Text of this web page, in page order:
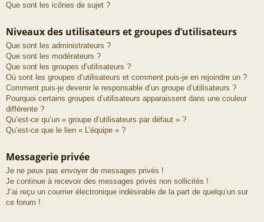
Que sont les icônes de sujet ?
Niveaux des utilisateurs et groupes d’utilisateurs
Que sont les administrateurs ?
Que sont les modérateurs ?
Que sont les groupes d’utilisateurs ?
Où sont les groupes d’utilisateurs et comment puis-je en rejoindre un ?
Comment puis-je devenir le responsable d’un groupe d’utilisateurs ?
Pourquoi certains groupes d’utilisateurs apparaissent dans une couleur
différente ?
Qu’est-ce qu’un « groupe d’utilisateurs par défaut » ?
Qu’est-ce que le lien « L’équipe » ?
Messagerie privée
Je ne peux pas envoyer de messages privés !
Je continue à recevoir des messages privés non sollicités !
J’ai reçu un courrier électronique indésirable de la part de quelqu’un sur
ce forum !